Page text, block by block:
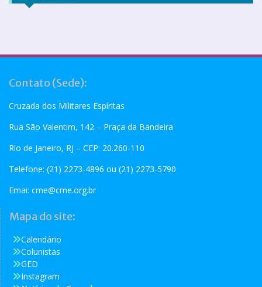
Contato (Sede):
Cruzada dos Militares Espíritas
Rua São Valentim, 142 – Praça da Bandeira
Rio de Janeiro, RJ – CEP: 20.260-110
Telefone: (21) 2273-4896 ou (21) 2273-5790
Emai: cme@cme.org.br
Mapa do site:
Calendário
Colunistas
GED
Instagram